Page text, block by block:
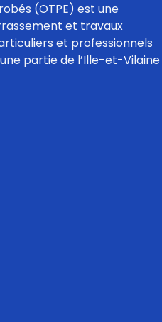
(OTPE) est une
et travaux
et professionnels
partie de l’Ille-et-Vilaine